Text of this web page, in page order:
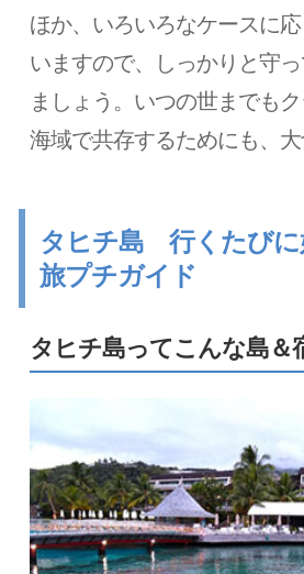
ほか、いろいろなケースに
いますので、しっかりと守
ましょう。いつの世までも
海域で共存するためにも、大
タヒチ島 行くたびに
旅プチガイド
タヒチ島ってこんな島＆